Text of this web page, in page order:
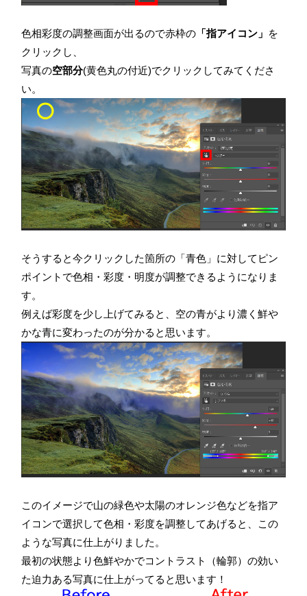
色相彩度の調整画面が出るので赤枠の 「指アイコン」 を
クリックし、
写真の空部分(黄色丸の付近)でクリックしてみてくださ
い。
そうすると今クリックした箇所の「青色」に対してピン
ポイントで色相・彩度・明度が調整できるようになりま
す。
例えば彩度を少し上げてみると、空の青がより濃く鮮や
かな青に変わったのが分かると思います。
このイメージで山の緑色や太陽のオレンジ色などを指ア
イコンで選択して色相・彩度を調整してあげると、この
ような写真に仕上がりました。
最初の状態より色鮮やかでコントラスト（輪郭）の効い
た迫力ある写真に仕上がってると思います！